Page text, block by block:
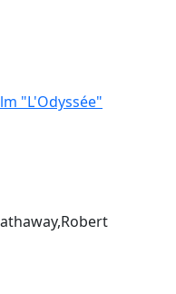
"L'Odyssée"